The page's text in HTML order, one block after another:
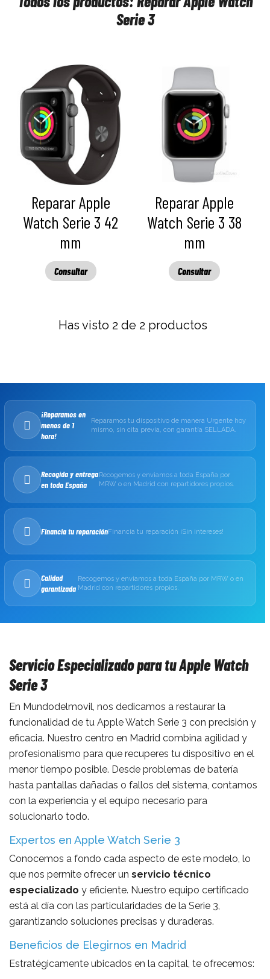
Serie 3
Reparar Apple
Watch Serie 3 42
mm
Consultar
Reparar Apple
Watch Serie 3 38
mm
Consultar
Has visto 2 de 2 productos
¡Reparamos en
menos de 1
hora!
Reparamos tu dispositivo de manera Urgente hoy
mismo, sin cita previa, con garantía SELLADA.
Recogida y entrega
en toda España
Recogemos y enviamos a toda España por
MRW o en Madrid con repartidores propios.
Financia tu reparaciónFinancia tu reparación ¡Sin intereses!
Calidad
garantizada
Recogemos y enviamos a toda España por MRW o en
Madrid con repartidores propios.
Servicio Especializado para tu Apple Watch
Serie 3
En Mundodelmovil, nos dedicamos a restaurar la
funcionalidad de tu Apple Watch Serie 3 con precisión y
eficacia. Nuestro centro en Madrid combina agilidad y
profesionalismo para que recuperes tu dispositivo en el
menor tiempo posible. Desde problemas de batería
hasta pantallas dañadas o fallos del sistema, contamos
con la experiencia y el equipo necesario para
solucionarlo todo.
Expertos en Apple Watch Serie 3
Conocemos a fondo cada aspecto de este modelo, lo
que nos permite ofrecer un servicio técnico
especializado y eficiente. Nuestro equipo certificado
está al día con las particularidades de la Serie 3,
garantizando soluciones precisas y duraderas.
Beneficios de Elegirnos en Madrid
Estratégicamente ubicados en la capital, te ofrecemos: